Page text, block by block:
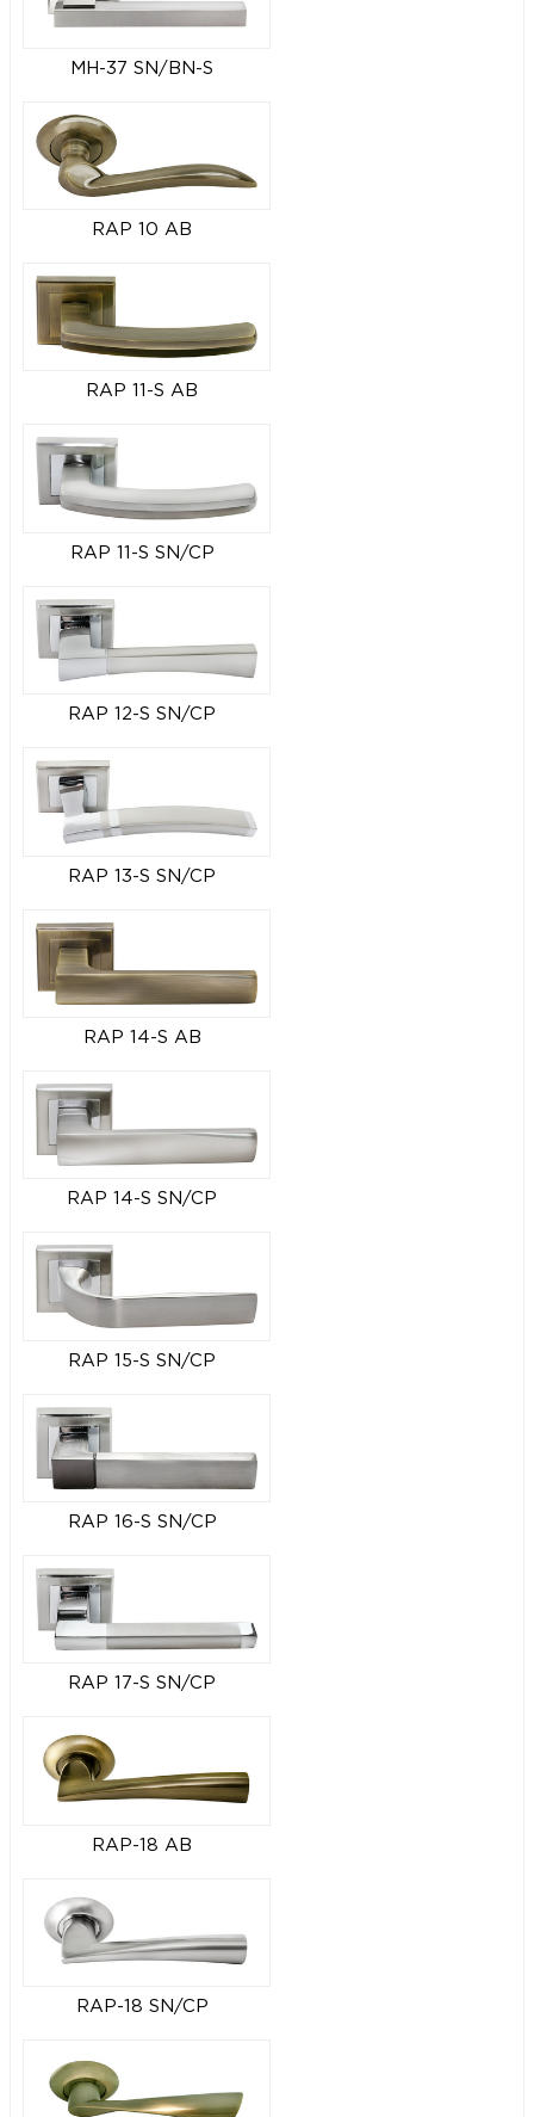
MH-37 SN/BN-S
RAP 10 AB
RAP 11-S AB
RAP 11-S SN/CP
RAP 12-S SN/CP
RAP 13-S SN/CP
RAP 14-S AB
RAP 14-S SN/CP
RAP 15-S SN/CP
RAP 16-S SN/CP
RAP 17-S SN/CP
RAP-18 AB
RAP-18 SN/CP